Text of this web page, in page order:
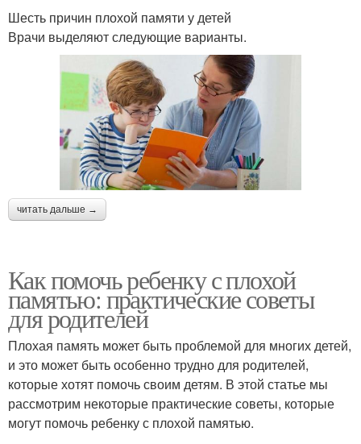
Шесть причин плохой памяти у детей
Врачи выделяют следующие варианты.
читать дальше →
Как помочь ребенку с плохой
памятью: практические советы
для родителей
Плохая память может быть проблемой для многих детей,
и это может быть особенно трудно для родителей,
которые хотят помочь своим детям. В этой статье мы
рассмотрим некоторые практические советы, которые
могут помочь ребенку с плохой памятью.